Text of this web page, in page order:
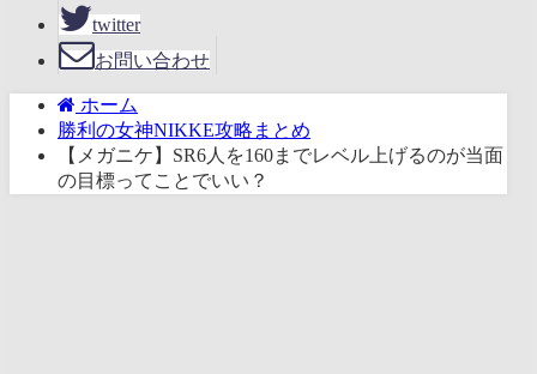
twitter
お問い合わせ
ホーム
勝利の女神NIKKE攻略まとめ
【メガニケ】SR6人を160までレベル上げるのが当面
の目標ってことでいい？